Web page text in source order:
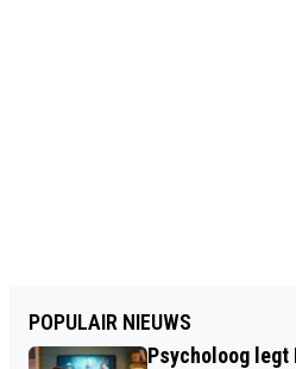
POPULAIR NIEUWS
Psycholoog legt